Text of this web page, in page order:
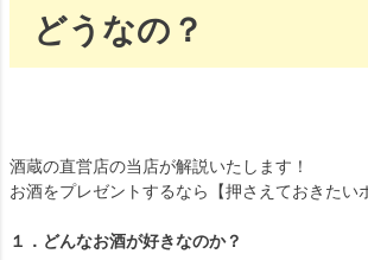
どうなの？
酒蔵の直営店の当店が解説いたします！
お酒をプレゼントするなら【押さえておきたい
１．どんなお酒が好きなのか？